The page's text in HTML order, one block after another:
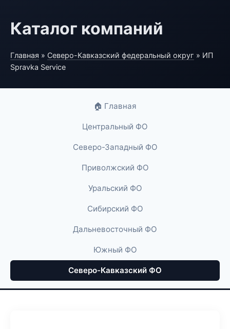
Каталог компаний
Главная » Северо-Кавказский федеральный округ » ИП
Spravka Service
🏠 Главная
Центральный ФО
Северо-Западный ФО
Приволжский ФО
Уральский ФО
Сибирский ФО
Дальневосточный ФО
Южный ФО
Северо-Кавказский ФО